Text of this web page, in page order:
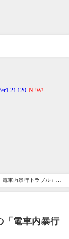
車内暴行トラブル」に
「電車内暴行